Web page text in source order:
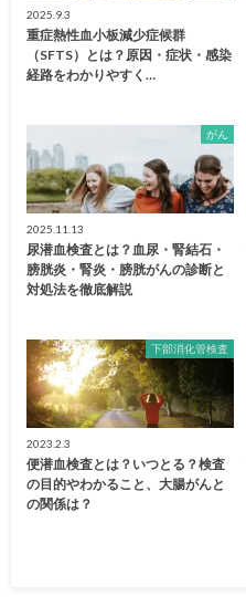
2025.9.3
重症熱性血小板減少症候群
（SFTS）とは？原因・症状・感染
経路をわかりやすく…
がん
2025.11.13
尿潜血検査とは？血尿・腎結石・
膀胱炎・腎炎・膀胱がんの診断と
対処法を徹底解説
下部消化管検査
2023.2.3
便潜血検査とは？いつとる？検査
の目的やわかること、大腸がんと
の関係は？